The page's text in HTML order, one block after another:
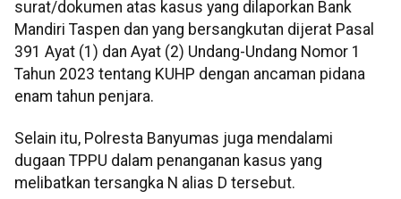
surat/dokumen atas kasus yang dilaporkan Bank
Mandiri Taspen dan yang bersangkutan dijerat Pasal
391 Ayat (1) dan Ayat (2) Undang-Undang Nomor 1
Tahun 2023 tentang KUHP dengan ancaman pidana
enam tahun penjara.
Selain itu, Polresta Banyumas juga mendalami
dugaan TPPU dalam penanganan kasus yang
melibatkan tersangka N alias D tersebut.